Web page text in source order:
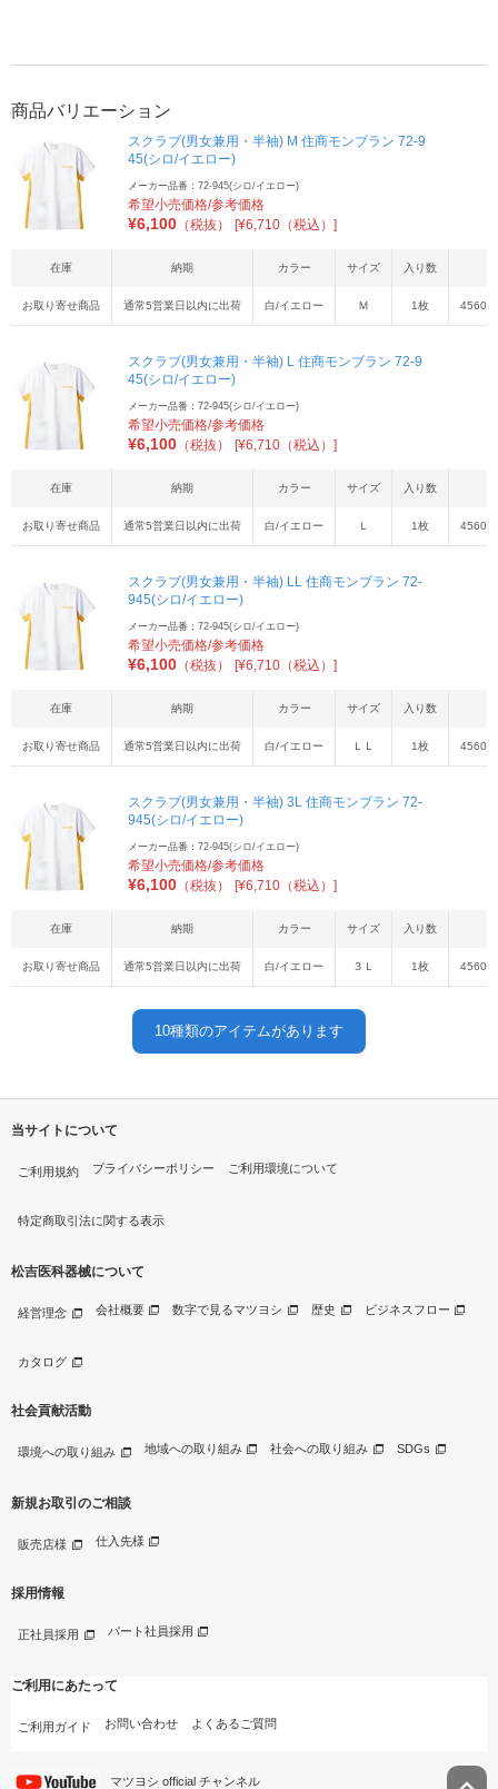
商品バリエーション
スクラブ(男女兼用・半袖) M 住商モンブラン 72-9
45(シロ/イエロー)
メーカー品番：72-945(シロ/イエロー)
希望小売価格/参考価格
¥6,100 （税抜） [¥6,710（税込）]
在庫 納期 カラー サイズ 入り数
お取り寄せ商品 通常5営業日以内に出荷 白/イエロー Ｍ 1枚
スクラブ(男女兼用・半袖) L 住商モンブラン 72-9
45(シロ/イエロー)
メーカー品番：72-945(シロ/イエロー)
希望小売価格/参考価格
¥6,100 （税抜） [¥6,710（税込）]
在庫 納期 カラー サイズ 入り数
お取り寄せ商品 通常5営業日以内に出荷 白/イエロー Ｌ 1枚
スクラブ(男女兼用・半袖) LL 住商モンブラン 72-
945(シロ/イエロー)
メーカー品番：72-945(シロ/イエロー)
希望小売価格/参考価格
¥6,100 （税抜） [¥6,710（税込）]
在庫 納期 カラー サイズ 入り数
お取り寄せ商品 通常5営業日以内に出荷 白/イエロー ＬＬ 1枚
スクラブ(男女兼用・半袖) 3L 住商モンブラン 72-
945(シロ/イエロー)
メーカー品番：72-945(シロ/イエロー)
希望小売価格/参考価格
¥6,100 （税抜） [¥6,710（税込）]
在庫 納期 カラー サイズ 入り数
お取り寄せ商品 通常5営業日以内に出荷 白/イエロー ３Ｌ 1枚
10種類のアイテムがあります
当サイトについて
ご利用規約 プライバシーポリシー ご利用環境について
特定商取引法に関する表示
松吉医科器械について
経営理念 会社概要 数字で見るマツヨシ 歴史 ビジネスフロー
カタログ
社会貢献活動
環境への取り組み 地域への取り組み 社会への取り組み SDGs
新規お取引のご相談
販売店様 仕入先様
採用情報
正社員採用 パート社員採用
ご利用にあたって
ご利用ガイド お問い合わせ よくあるご質問
マツヨシ official チャンネル